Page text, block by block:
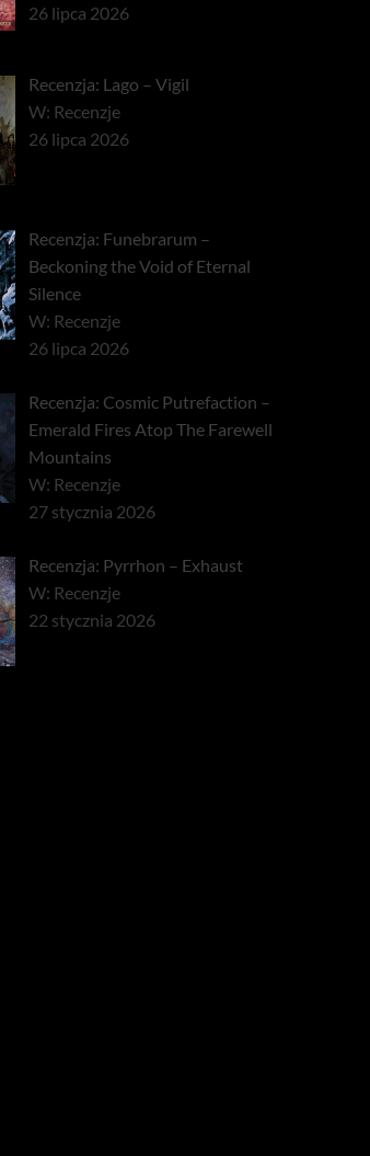
26 lipca 2026
Recenzja: Lago – Vigil
W: Recenzje
26 lipca 2026
Recenzja: Funebrarum –
Beckoning the Void of Eternal
Silence
W: Recenzje
26 lipca 2026
Recenzja: Cosmic Putrefaction –
Emerald Fires Atop The Farewell
Mountains
W: Recenzje
27 stycznia 2026
Recenzja: Pyrrhon – Exhaust
W: Recenzje
22 stycznia 2026